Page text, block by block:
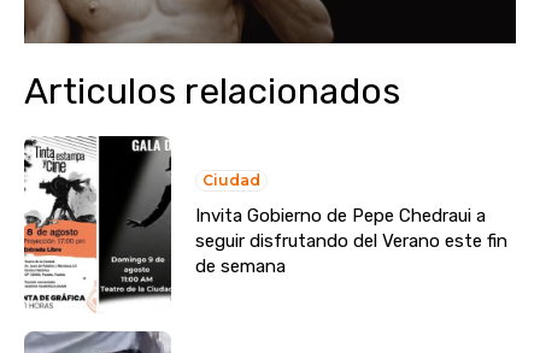
Articulos relacionados
Ciudad
Invita Gobierno de Pepe Chedraui a
seguir disfrutando del Verano este fin
de semana